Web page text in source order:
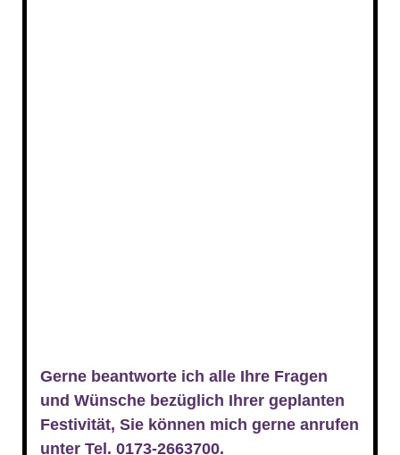
Gerne beantworte ich alle Ihre Fragen
und Wünsche bezüglich Ihrer geplanten
Festivität, Sie können mich gerne anrufen
unter Tel. 0173-2663700.